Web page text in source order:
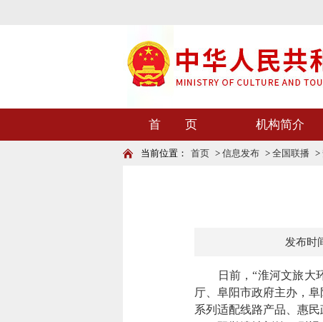
首 页 机构简介
当前位置： 首页 > 信息发布 > 全国联播 >
发布时
日前，“淮河文旅大环
厅、阜阳市政府主办，
系列适配线路产品、惠